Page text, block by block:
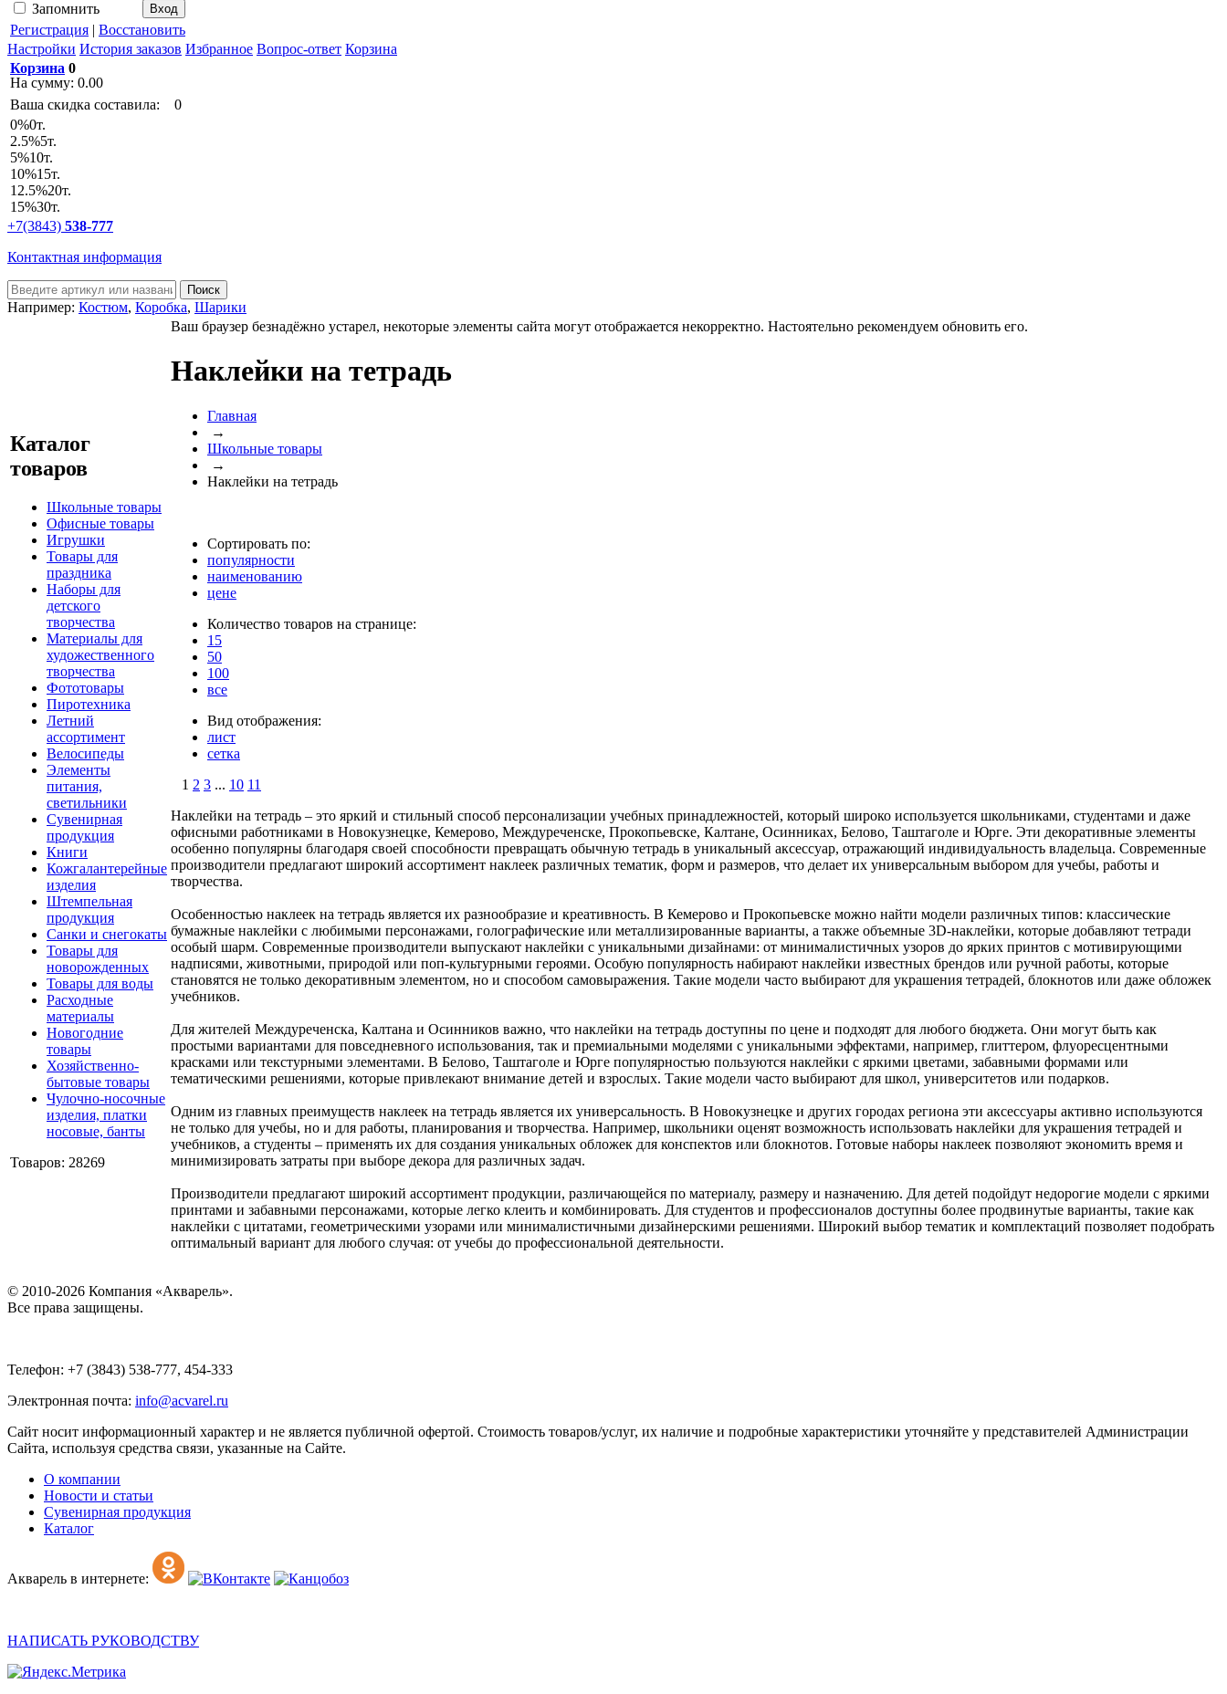
Запомнить
Регистрация | Восстановить
Настройки История заказов Избранное Вопрос-ответ Корзина
Корзина 0
На сумму: 0.00
Ваша скидка составила:
0
0%0т.
2.5%5т.
5%10т.
10%15т.
12.5%20т.
15%30т.
+7(3843) 538-777
Контактная информация
Например: Костюм, Коробка, Шарики
Каталог
товаров
Школьные товары
Офисные товары
Игрушки
Товары для
праздника
Наборы для
детского
творчества
Материалы для
художественного
творчества
Фототовары
Пиротехника
Летний
ассортимент
Велосипеды
Элементы
питания,
светильники
Сувенирная
продукция
Книги
Кожгалантерейные
изделия
Штемпельная
продукция
Санки и снегокаты
Товары для
новорожденных
Товары для воды
Расходные
материалы
Новогодние
товары
Хозяйственно-
бытовые товары
Чулочно-носочные
изделия, платки
носовые, банты
Товаров: 28269
Ваш браузер безнадёжно устарел, некоторые элементы сайта могут отображается некорректно. Настоятельно рекомендуем обновить его.
Наклейки на тетрадь
Главная
→
Школьные товары
→
Наклейки на тетрадь
Сортировать по:
популярности
наименованию
цене
Количество товаров на странице:
15
50
100
все
Вид отображения:
лист
сетка
1 2 3 ... 10 11
Наклейки на тетрадь – это яркий и стильный способ персонализации учебных принадлежностей, который широко используется школьниками, студентами и даже
офисными работниками в Новокузнецке, Кемерово, Междуреченске, Прокопьевске, Калтане, Осинниках, Белово, Таштаголе и Юрге. Эти декоративные элементы
особенно популярны благодаря своей способности превращать обычную тетрадь в уникальный аксессуар, отражающий индивидуальность владельца. Современные
производители предлагают широкий ассортимент наклеек различных тематик, форм и размеров, что делает их универсальным выбором для учебы, работы и
творчества.
Особенностью наклеек на тетрадь является их разнообразие и креативность. В Кемерово и Прокопьевске можно найти модели различных типов: классические
бумажные наклейки с любимыми персонажами, голографические или металлизированные варианты, а также объемные 3D-наклейки, которые добавляют тетради
особый шарм. Современные производители выпускают наклейки с уникальными дизайнами: от минималистичных узоров до ярких принтов с мотивирующими
надписями, животными, природой или поп-культурными героями. Особую популярность набирают наклейки известных брендов или ручной работы, которые
становятся не только декоративным элементом, но и способом самовыражения. Такие модели часто выбирают для украшения тетрадей, блокнотов или даже обложек
учебников.
Для жителей Междуреченска, Калтана и Осинников важно, что наклейки на тетрадь доступны по цене и подходят для любого бюджета. Они могут быть как
простыми вариантами для повседневного использования, так и премиальными моделями с уникальными эффектами, например, глиттером, флуоресцентными
красками или текстурными элементами. В Белово, Таштаголе и Юрге популярностью пользуются наклейки с яркими цветами, забавными формами или
тематическими решениями, которые привлекают внимание детей и взрослых. Такие модели часто выбирают для школ, университетов или подарков.
Одним из главных преимуществ наклеек на тетрадь является их универсальность. В Новокузнецке и других городах региона эти аксессуары активно используются
не только для учебы, но и для работы, планирования и творчества. Например, школьники оценят возможность использовать наклейки для украшения тетрадей и
учебников, а студенты – применять их для создания уникальных обложек для конспектов или блокнотов. Готовые наборы наклеек позволяют экономить время и
минимизировать затраты при выборе декора для различных задач.
Производители предлагают широкий ассортимент продукции, различающейся по материалу, размеру и назначению. Для детей подойдут недорогие модели с яркими
принтами и забавными персонажами, которые легко клеить и комбинировать. Для студентов и профессионалов доступны более продвинутые варианты, такие как
наклейки с цитатами, геометрическими узорами или минималистичными дизайнерскими решениями. Широкий выбор тематик и комплектаций позволяет подобрать
оптимальный вариант для любого случая: от учебы до профессиональной деятельности.
© 2010-2026 Компания «Акварель».
Все права защищены.
Телефон: +7 (3843) 538-777, 454-333
Электронная почта: info@acvarel.ru
Сайт носит информационный характер и не является публичной офертой. Стоимость товаров/услуг, их наличие и подробные характеристики уточняйте у представителей Администрации
Сайта, используя средства связи, указанные на Сайте.
О компании
Новости и статьи
Сувенирная продукция
Каталог
Акварель в интернете:
НАПИСАТЬ РУКОВОДСТВУ